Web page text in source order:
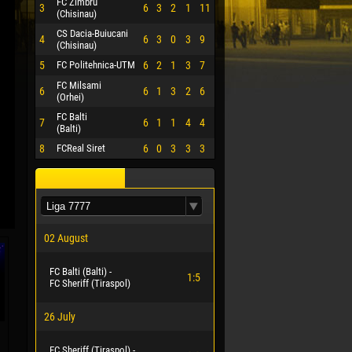
3
(Chisinau)
6 3 2 1 11
4
CS Dacia-Buiucani
(Chisinau)
6 3 0 3 9
5 FC Politehnica-UTM 6 2 1 3 7
6
FC Milsami
(Orhei)
6 1 3 2 6
7
FC Balti
(Balti)
6 1 1 4 4
8 FCReal Siret 6 0 3 3 3
02 August
FC Balti (Balti) -
FC Sheriff (Tiraspol)
1:5
26 July